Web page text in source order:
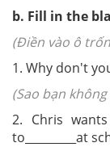
b. Fill in the
(Điền vào ô
1. Why don't
(Sao bạn
2. Chris
to
at